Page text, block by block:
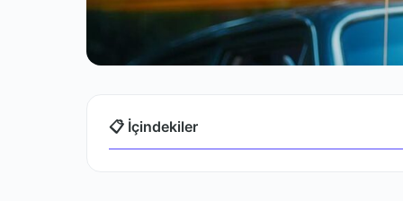
📋 İçindekiler